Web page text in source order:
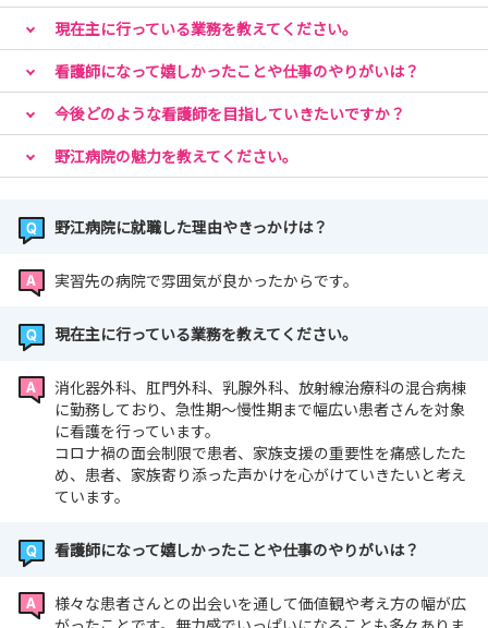
https://noe.saiseikai.or.jp/nurse/contact.html
2.2028年卒の学生様を対象に、
春のインターンシップ(職場体験)を開催いたします。
日程は以下より半日～2日でご選択ください。
2026年7月27日~8月7日(祝日可)
ームからお願いいたします。
その際はお問い合わせ種別を「お問い合わせ」に設定しご
送信ください
現在主に行っている業務を教えてください。
看護師になって嬉しかったことや仕事のやりがいは？
今後どのような看護師を目指していきたいですか？
野江病院の魅力を教えてください。
野江病院に就職した理由やきっかけは？
実習先の病院で雰囲気が良かったからです。
現在主に行っている業務を教えてください。
消化器外科、肛門外科、乳腺外科、放射線治療科の混合病棟
に勤務しており、急性期～慢性期まで幅広い患者さんを対象
に看護を行っています。
コロナ禍の面会制限で患者、家族支援の重要性を痛感したた
め、患者、家族寄り添った声かけを心がけていきたいと考え
ています。
看護師になって嬉しかったことや仕事のやりがいは？
様々な患者さんとの出会いを通して価値観や考え方の幅が広